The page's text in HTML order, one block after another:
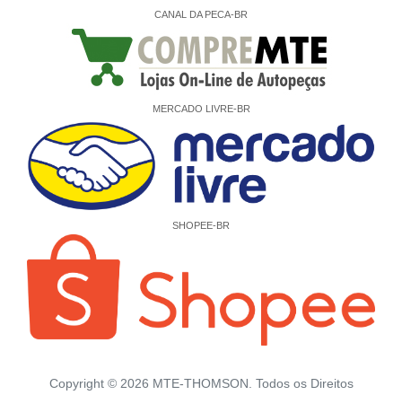
CANAL DA PECA-BR
MERCADO LIVRE-BR
SHOPEE-BR
Copyright © 2026 MTE-THOMSON. Todos os Direitos